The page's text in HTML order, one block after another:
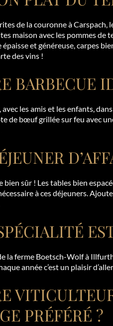
de la couronne à Carspach,
maison avec les pommes de
épaisse et généreuse, carpes
des vins !
BARBECUE
avec les amis et les enfants,
de bœuf grillée sur feu avec
bien sûr ! Les tables bien
à ces déjeuners.
la ferme Boetsch-Wolf à
année c’est un plaisir
PRÉFÉRÉ ?